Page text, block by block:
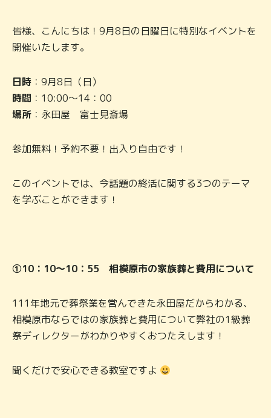
皆様、こんにちは！9月8日の日曜日に特別なイベントを
開催いたします。
日時 ：9月8日（日）
時間 ：10:00～14：00
場所 ：永田屋 富士見斎場
参加無料！予約不要！出入り自由です！
このイベントでは、今話題の終活に関する3つのテーマ
を学ぶことができます！
①10：10～10：55 相模原市の家族葬と費用について
111年地元で葬祭業を営んできた永田屋だからわかる、
相模原市ならではの家族葬と費用について弊社の1級葬
祭ディレクターがわかりやすくおつたえします！
聞くだけで安心できる教室ですよ